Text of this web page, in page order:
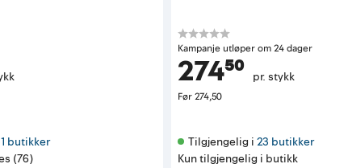
butikker
(76)
Kampanje utløper om 24 dager
274⁵⁰ pr. stykk
Før274,50
Tilgjengelig i 23 butikker
Kun tilgjengelig i butikk